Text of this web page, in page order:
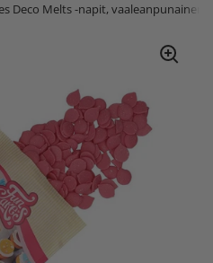
Deco Melts -napit, vaaleanpunainen